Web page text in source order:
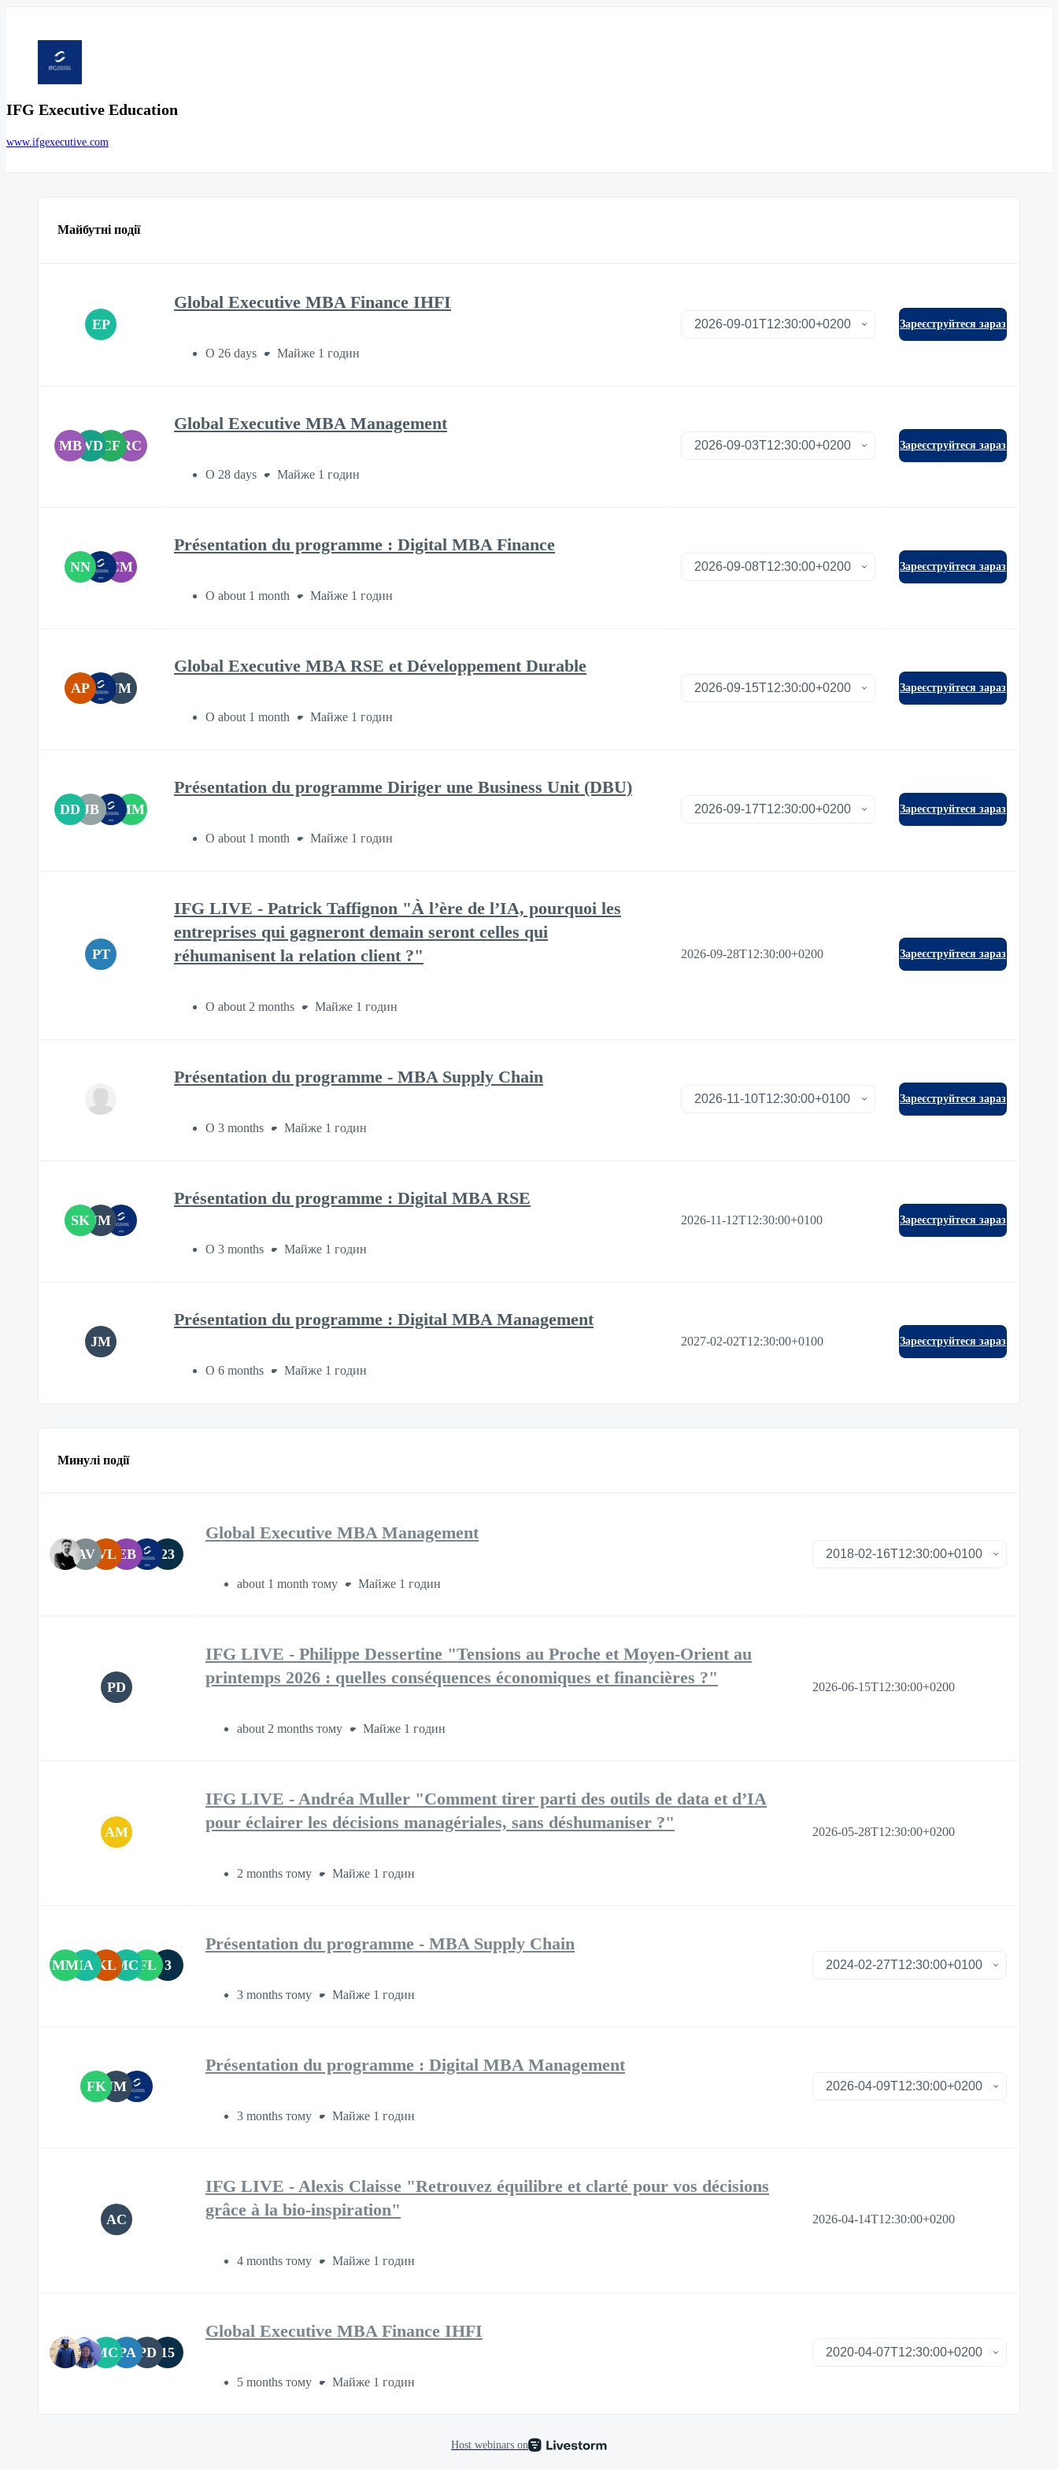
IFG Executive Education
www.ifgexecutive.com
Майбутні події
EP
Global Executive MBA Finance IHFI
О 26 days Майже 1 годин
Зареєструйтеся зараз
MBWDCF RC
Global Executive MBA Management
О 28 days Майже 1 годин
Зареєструйтеся зараз
NN CM
Présentation du programme : Digital MBA Finance
О about 1 month Майже 1 годин
Зареєструйтеся зараз
AP JM
Global Executive MBA RSE et Développement Durable
О about 1 month Майже 1 годин
Зареєструйтеся зараз
DD JB MM
Présentation du programme Diriger une Business Unit (DBU)
О about 1 month Майже 1 годин
Зареєструйтеся зараз
PT
IFG LIVE - Patrick Taffignon "À l’ère de l’IA, pourquoi les
entreprises qui gagneront demain seront celles qui
réhumanisent la relation client ?"
О about 2 months Майже 1 годин
2026-09-28T12:30:00+0200 Зареєструйтеся зараз
Présentation du programme - MBA Supply Chain
О 3 months Майже 1 годин
Зареєструйтеся зараз
SK JM
Présentation du programme : Digital MBA RSE
О 3 months Майже 1 годин
2026-11-12T12:30:00+0100 Зареєструйтеся зараз
JM
Présentation du programme : Digital MBA Management
О 6 months Майже 1 годин
2027-02-02T12:30:00+0100 Зареєструйтеся зараз
Минулі події
AV VL EB 23
Global Executive MBA Management
about 1 month тому Майже 1 годин
PD
IFG LIVE - Philippe Dessertine "Tensions au Proche et Moyen-Orient au
printemps 2026 : quelles conséquences économiques et financières ?"
about 2 months тому Майже 1 годин
2026-06-15T12:30:00+0200
AM
IFG LIVE - Andréa Muller "Comment tirer parti des outils de data et d’IA
pour éclairer les décisions managériales, sans déshumaniser ?"
2 months тому Майже 1 годин
2026-05-28T12:30:00+0200
MMIA KLMC FL 3
Présentation du programme - MBA Supply Chain
3 months тому Майже 1 годин
FK JM
Présentation du programme : Digital MBA Management
3 months тому Майже 1 годин
AC
IFG LIVE - Alexis Claisse "Retrouvez équilibre et clarté pour vos décisions
grâce à la bio‑inspiration"
4 months тому Майже 1 годин
2026-04-14T12:30:00+0200
MC PA PD 15
Global Executive MBA Finance IHFI
5 months тому Майже 1 годин
Host webinars on